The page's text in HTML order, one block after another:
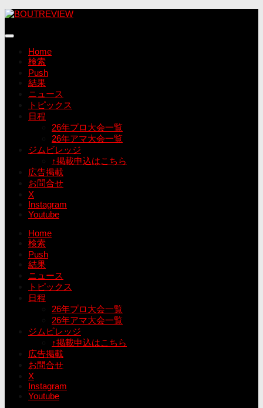
コ
テ
Home
検索
Push
結果
ニュース
トピックス
日程
26年プロ大会一覧
26年アマ大会一覧
ジムビレッジ
↑掲載申込はこちら
広告掲載
お問合せ
X
Instagram
Youtube
Home
検索
Push
結果
ニュース
トピックス
日程
26年プロ大会一覧
26年アマ大会一覧
ジムビレッジ
↑掲載申込はこちら
広告掲載
お問合せ
X
Instagram
Youtube